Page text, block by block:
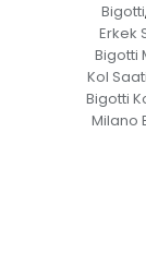
Bigotti,
Erkek
Bigotti
Kol Saati
Bigotti
Milano